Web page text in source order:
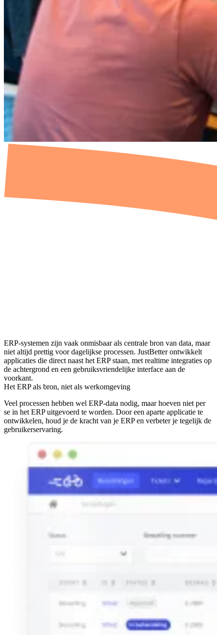
ERP-systemen zijn vaak onmisbaar als centrale bron van data, maar
niet altijd prettig voor dagelijkse processen. JustBetter ontwikkelt
applicaties die direct naast het ERP staan, met realtime integraties op
de achtergrond en een gebruiksvriendelijke interface aan de
voorkant.
Het ERP als bron, niet als werkomgeving
Veel processen hebben wel ERP-data nodig, maar hoeven niet per
se in het ERP uitgevoerd te worden. Door een aparte applicatie te
ontwikkelen, houd je de kracht van je ERP en verbeter je tegelijk de
gebruikerservaring.